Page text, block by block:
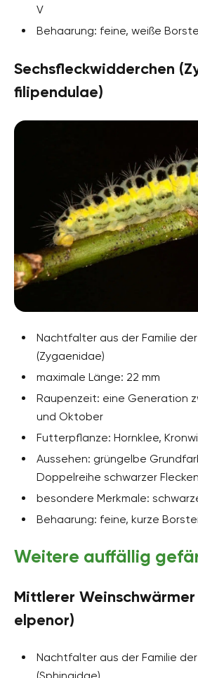
V
Behaarung: feine, weiße
Sechsfleckwidderchen
filipendulae)
Nachtfalter aus der Familie
(Zygaenidae)
maximale Länge: 22 mm
Raupenzeit: eine Generation
und Oktober
Futterpflanze: Hornklee,
Aussehen: grüngelbe
Doppelreihe schwarzer Flecken
besondere Merkmale:
Behaarung: feine, kurze
Weitere auffällig
Mittlerer
elpenor)
Nachtfalter aus der Familie
(Sphingidae)